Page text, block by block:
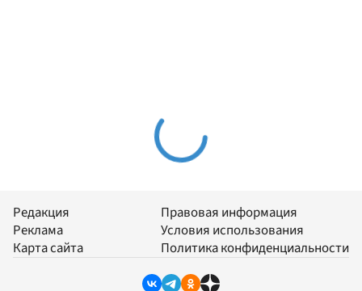
Редакция
Реклама
Карта сайта
Правовая информация
Условия использования
Политика конфиденциальности